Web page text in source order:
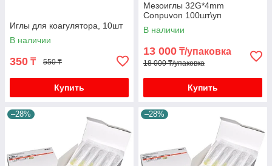
Иглы для коагулятора, 10шт
В наличии
350 ₸ 550 ₸
Купить
Мезоиглы 32G*4mm
Conpuvon 100шт\уп
В наличии
13 000 ₸/упаковка
18 000 ₸/упаковка
Купить
–28% –28%